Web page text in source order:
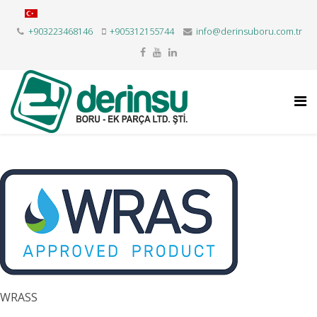
+903223468146 +905312155744 info@derinsuboru.com.tr
WRASS